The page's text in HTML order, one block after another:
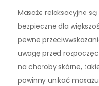
Masaże relaksacyjne
bezpieczne dla
pewne
uwagę przed
na choroby skórne,
powinny unikać